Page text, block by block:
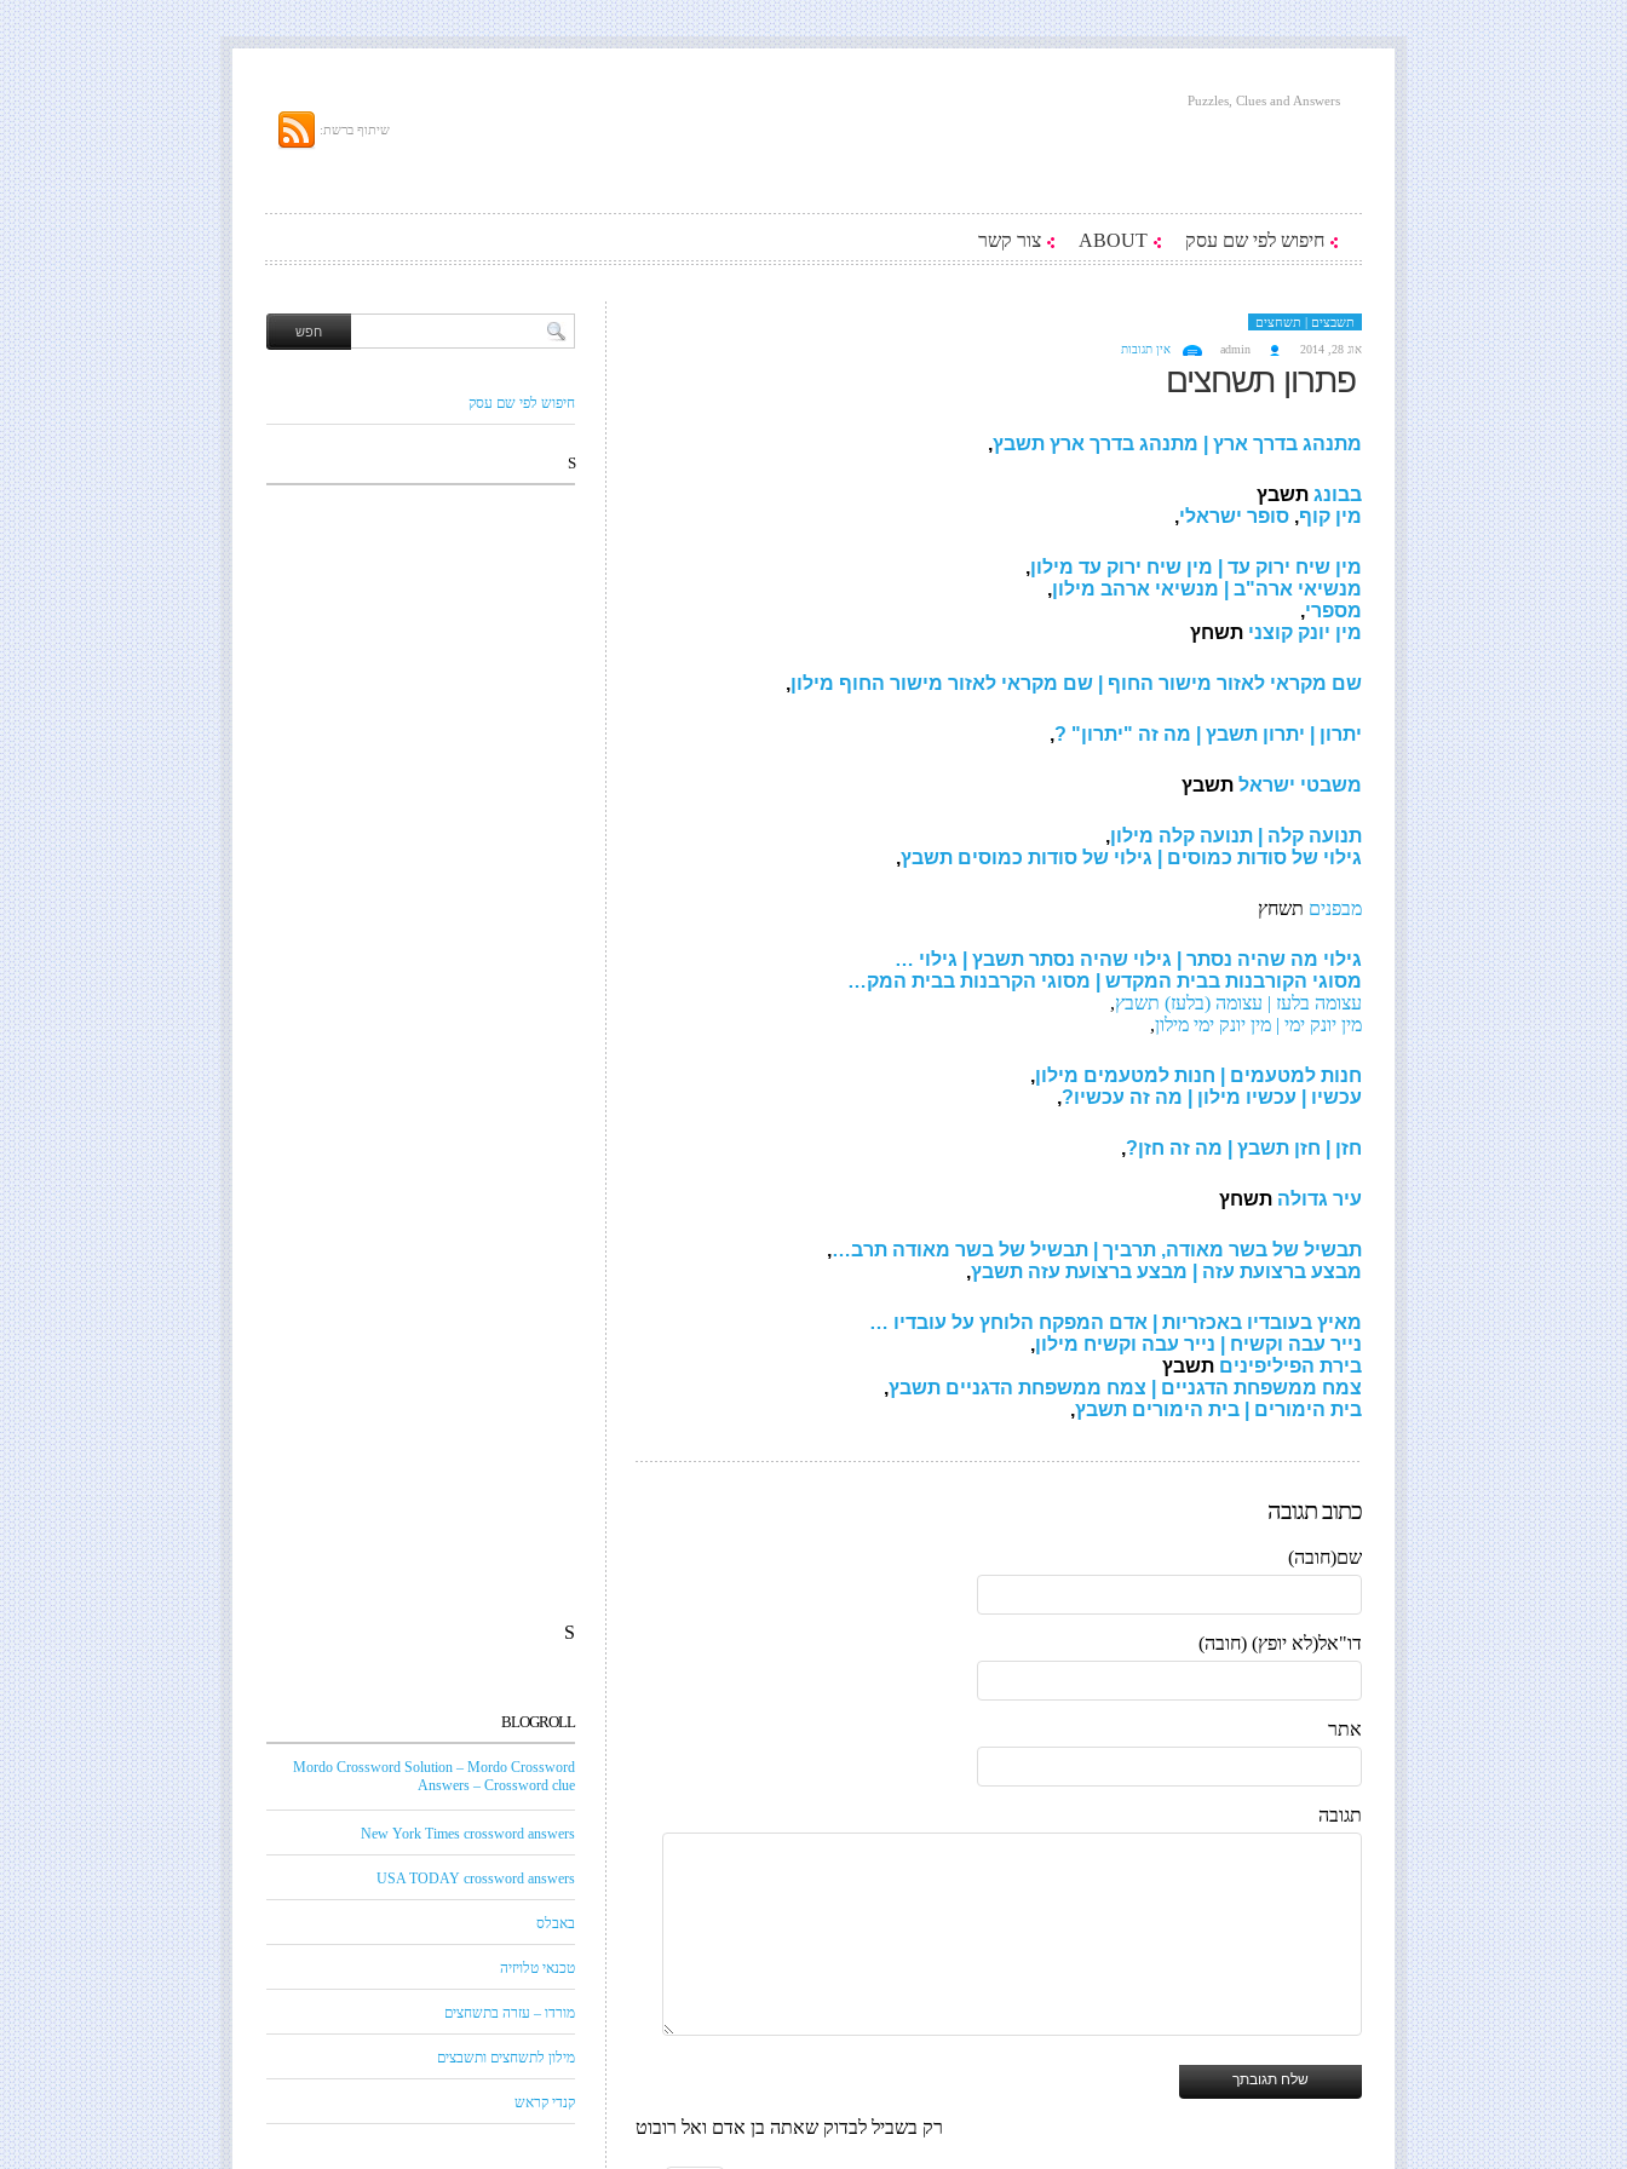
שיתוף ברשת:
חיפוש לפי שם עסק ABOUT צור קשר
תשבצים | תשחצים
אוג 28, 2014 admin אין תגובות
פתרון תשחצים
מתנהג בדרך ארץ | מתנהג בדרך ארץ תשבץ,
בבונג תשבץ
מין קוף, סופר ישראלי,
מין שיח ירוק עד | מין שיח ירוק עד מילון,
מנשיאי ארה"ב | מנשיאי ארהב מילון,
מספרי,
מין יונק קוצני תשחץ
שם מקראי לאזור מישור החוף | שם מקראי לאזור מישור החוף מילון,
יתרון | יתרון תשבץ | מה זה "יתרון" ?,
משבטי ישראל תשבץ
תנועה קלה | תנועה קלה מילון,
גילוי של סודות כמוסים | גילוי של סודות כמוסים תשבץ,
מבפנים תשחץ
גילוי מה שהיה נסתר | גילוי שהיה נסתר תשבץ | גילוי …
מסוגי הקורבנות בבית המקדש | מסוגי הקרבנות בבית המק…
עצומה בלעז | עצומה (בלעז) תשבץ,
מין יונק ימי | מין יונק ימי מילון,
חנות למטעמים | חנות למטעמים מילון,
עכשיו | עכשיו מילון | מה זה עכשיו?,
חזן | חזן תשבץ | מה זה חזן?,
עיר גדולה תשחץ
תבשיל של בשר מאודה, תרביך | תבשיל של בשר מאודה תרב…,
מבצע ברצועת עזה | מבצע ברצועת עזה תשבץ,
מאיץ בעובדיו באכזריות | אדם המפקח הלוחץ על עובדיו …
נייר עבה וקשיח | נייר עבה וקשיח מילון,
בירת הפיליפינים תשבץ
צמח ממשפחת הדגניים | צמח ממשפחת הדגניים תשבץ,
בית הימורים | בית הימורים תשבץ,
כתוב תגובה
שם(חובה)
דו"אל(לא יופץ) (חובה)
אתר
תגובה
רק בשביל לבדוק שאתה בן אדם ואל רובוט
חיפוש לפי שם עסק
S
S
BLOGROLL
Mordo Crossword Solution – Mordo Crossword
Answers – Crossword clue
New York Times crossword answers
USA TODAY crossword answers
באבלס
טכנאי טלויזיה
מורדו – עזרה בתשחצים
מילון לתשחצים ותשבצים
קנדי קראש